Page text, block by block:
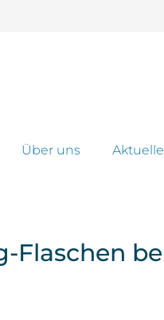
Über uns
Flaschen